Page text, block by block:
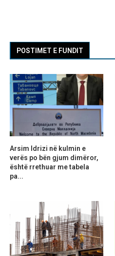
POSTIMET E FUNDIT
Arsim Idrizi në kulmin e
verës po bën gjum dimëror,
është rrethuar me tabela
pa...